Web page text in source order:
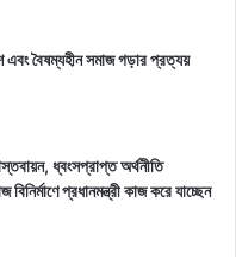
এবং বৈষম্যহীন সমাজ গড়ার প্রত্যয়
ধ্বংসপ্রাপ্ত অর্থনীতি
প্রধানমন্ত্রী কাজ করে যাচ্ছেন